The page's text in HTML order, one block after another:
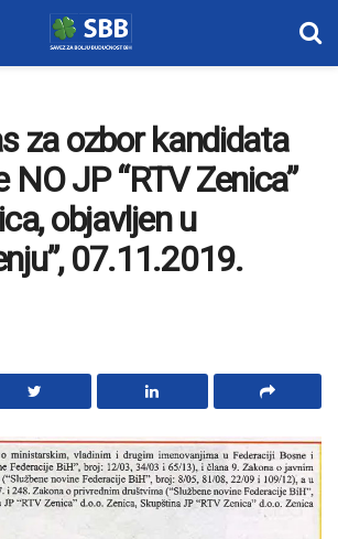
za ozbor kandidata
NO JP “RTV Zenica”
objavljen u
07.11.2019.